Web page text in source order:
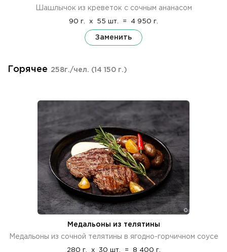
Шашлычок из креветок с сочным ананасом
90 г. x 55 шт. = 4 950 г.
Заменить
Горячее 258г./чел. (14 150 г.)
Медальоны из телятины
Медальоны из сочной телятины в ягодно-горчичном соусе
280 г. x 30 шт. = 8 400 г.